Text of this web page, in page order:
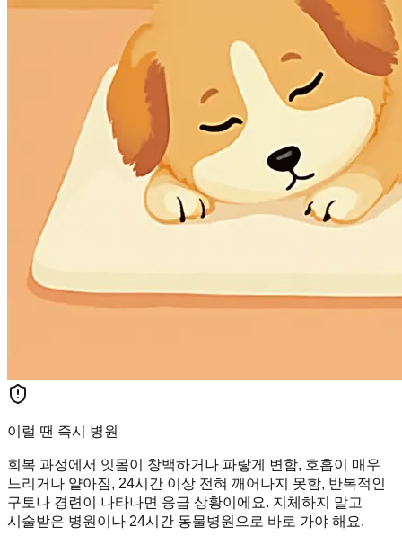
이럴 땐 즉시 병원
회복 과정에서 잇몸이 창백하거나 파랗게 변함, 호흡이 매우
느리거나 얕아짐, 24시간 이상 전혀 깨어나지 못함, 반복적인
구토나 경련이 나타나면 응급 상황이에요. 지체하지 말고
시술받은 병원이나 24시간 동물병원으로 바로 가야 해요.